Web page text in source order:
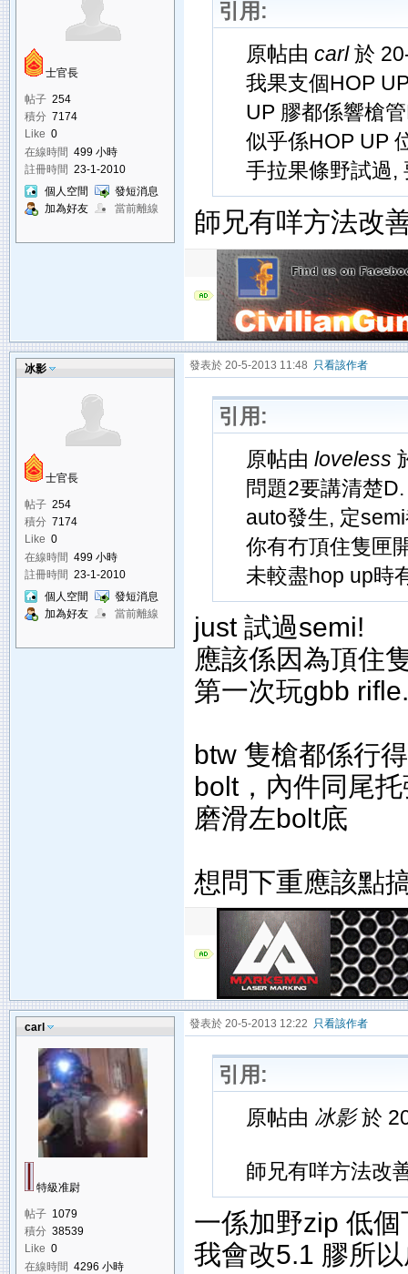
士官長
帖子 254
積分 7174
Like 0
在線時間 499 小時
註冊時間 23-1-2010
個人空間
發短消息
加為好友
當前離線
引用:
原帖由 carl於
我果支個HOP
UP 膠都係響槍
似乎係HOP UP
手拉果條野試過,
師兄有咩方法改
冰影
士官長
帖子 254
積分 7174
Like 0
在線時間 499 小時
註冊時間 23-1-2010
個人空間
發短消息
加為好友
當前離線
發表於 20-5-2013 11:48 只看該作者
引用:
原帖由 loveless
問題2要講清楚D.
auto發生, 定
你有冇頂住隻匣
未較盡hop up時
just 試過semi!
應該係因為頂住
第一次玩gbb
btw 隻槍都係行
bolt，內件同尾
磨滑左bolt底
想問下重應該點
carl
特級准尉
帖子 1079
積分 38539
Like 0
在線時間 4296 小時
發表於 20-5-2013 12:22 只看該作者
引用:
原帖由 冰影於
師兄有咩方法改
一係加野zip 低
我會改5.1 膠所